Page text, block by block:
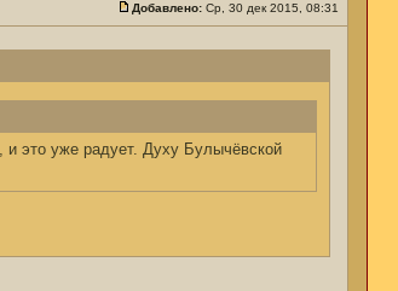
Добавлено: Ср, 30 дек 2015, 08:31
и это уже радует. Духу Булычёвской